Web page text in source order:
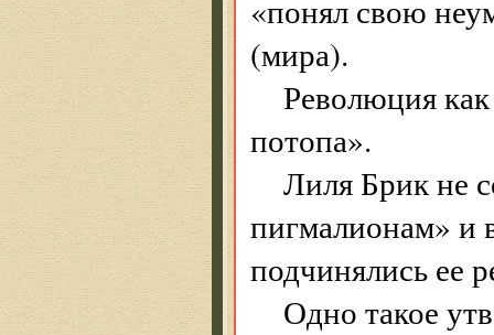
«понял свою
(мира).
Революция
потопа».
Лиля Брик не
пигмалионам» и
подчинялись ее
Одно такое